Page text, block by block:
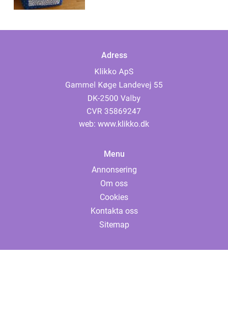
Adress
web: www.klikko.dk
Menu
Annonsering
Om oss
Cookies
Kontakta oss
Sitemap